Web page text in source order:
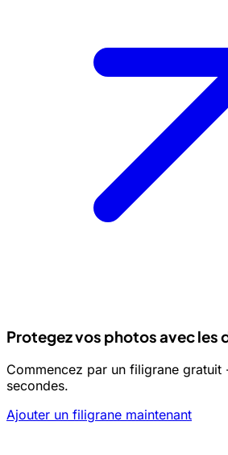
Protegez vos photos avec les
Commencez par un filigrane
secondes.
Ajouter un filigrane maintenant